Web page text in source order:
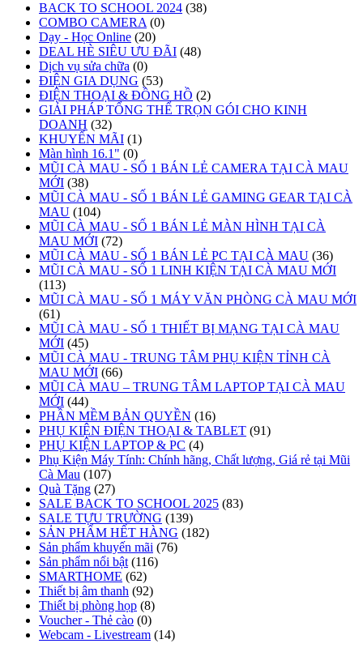
BACK TO SCHOOL 2024 (38)
COMBO CAMERA (0)
Dạy - Học Online (20)
DEAL HÈ SIÊU ƯU ĐÃI (48)
Dịch vụ sửa chữa (0)
ĐIỆN GIA DỤNG (53)
ĐIỆN THOẠI & ĐỒNG HỒ (2)
GIẢI PHÁP TỔNG THỂ TRỌN GÓI CHO KINH
DOANH (32)
KHUYẾN MÃI (1)
Màn hình 16.1" (0)
MŨI CÀ MAU - SỐ 1 BÁN LẺ CAMERA TẠI CÀ MAU
MỚI (38)
MŨI CÀ MAU - SỐ 1 BÁN LẺ GAMING GEAR TẠI CÀ
MAU (104)
MŨI CÀ MAU - SỐ 1 BÁN LẺ MÀN HÌNH TẠI CÀ
MAU MỚI (72)
MŨI CÀ MAU - SỐ 1 BÁN LẺ PC TẠI CÀ MAU (36)
MŨI CÀ MAU - SỐ 1 LINH KIỆN TẠI CÀ MAU MỚI
(113)
MŨI CÀ MAU - SỐ 1 MÁY VĂN PHÒNG CÀ MAU MỚI
(61)
MŨI CÀ MAU - SỐ 1 THIẾT BỊ MẠNG TẠI CÀ MAU
MỚI (45)
MŨI CÀ MAU - TRUNG TÂM PHỤ KIỆN TỈNH CÀ
MAU MỚI (66)
MŨI CÀ MAU – TRUNG TÂM LAPTOP TẠI CÀ MAU
MỚI (44)
PHẦN MỀM BẢN QUYỀN (16)
PHỤ KIỆN ĐIỆN THOẠI & TABLET (91)
PHỤ KIỆN LAPTOP & PC (4)
Phụ Kiện Máy Tính: Chính hãng, Chất lượng, Giá rẻ tại Mũi
Cà Mau (107)
Quà Tặng (27)
SALE BACK TO SCHOOL 2025 (83)
SALE TỰU TRƯỜNG (139)
SẢN PHẨM HẾT HÀNG (182)
Sản phẩm khuyến mãi (76)
Sản phẩm nổi bật (116)
SMARTHOME (62)
Thiết bị âm thanh (92)
Thiết bị phòng họp (8)
Voucher - Thẻ cào (0)
Webcam - Livestream (14)